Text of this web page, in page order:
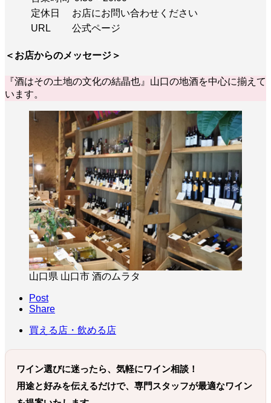
定休日
お店にお問い合わせください
URL
公式ページ
＜お店からのメッセージ＞
『酒はその土地の文化の結晶也』山口の地酒を中心に揃えて
います。
山口県 山口市 酒のムラタ
Post
Share
買える店・飲める店
ワイン選びに迷ったら、気軽にワイン相談！
用途と好みを伝えるだけで、専門スタッフが最適なワイン